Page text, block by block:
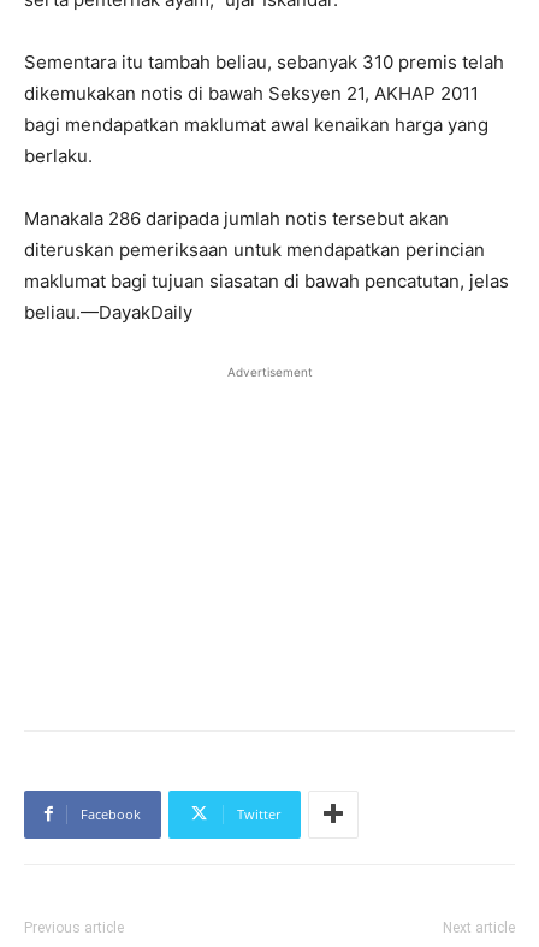
Sementara itu tambah beliau, sebanyak 310 premis telah
dikemukakan notis di bawah Seksyen 21, AKHAP 2011
bagi mendapatkan maklumat awal kenaikan harga yang
berlaku.
Manakala 286 daripada jumlah notis tersebut akan
diteruskan pemeriksaan untuk mendapatkan perincian
maklumat bagi tujuan siasatan di bawah pencatutan, jelas
beliau.—DayakDaily
Advertisement
Facebook Twitter
Previous article Next article